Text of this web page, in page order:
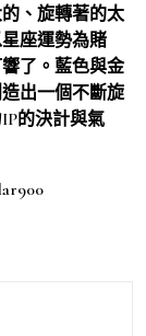
、旋轉著的太
座運勢為賭
了。藍色與金
出一個不斷旋
的決計與氣